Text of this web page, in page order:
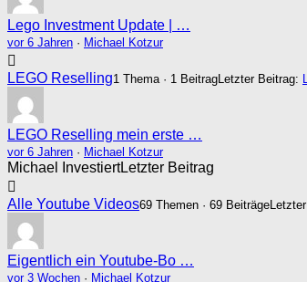
Lego Investment Update | …
vor 6 Jahren · Michael Kotzur
LEGO Reselling1 Thema · 1 BeitragLetzter Beitrag:
LEGO Reselling mein erste …
vor 6 Jahren · Michael Kotzur
Michael InvestiertLetzter Beitrag
Alle Youtube Videos69 Themen · 69 Beiträge
Eigentlich ein Youtube-Bo …
vor 3 Wochen · Michael Kotzur